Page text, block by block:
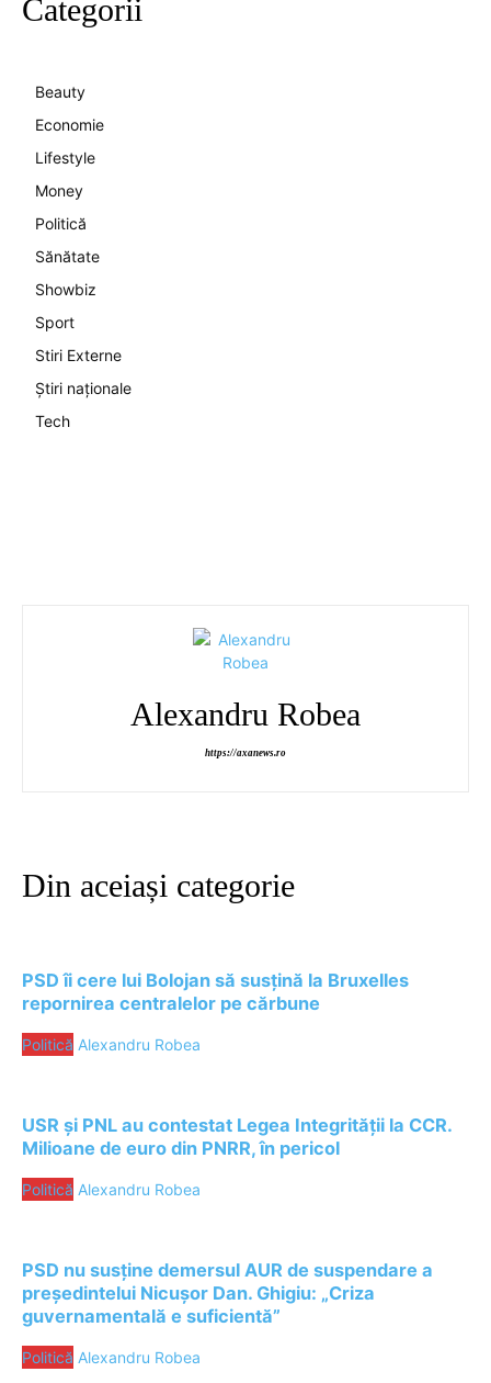
Categorii
Beauty
Economie
Lifestyle
Money
Politică
Sănătate
Showbiz
Sport
Stiri Externe
Știri naționale
Tech
Alexandru Robea
https://axanews.ro
Din aceiași categorie
PSD îi cere lui Bolojan să susțină la Bruxelles
repornirea centralelor pe cărbune
Politică Alexandru Robea
USR și PNL au contestat Legea Integrității la CCR.
Milioane de euro din PNRR, în pericol
Politică Alexandru Robea
PSD nu susține demersul AUR de suspendare a
președintelui Nicușor Dan. Ghigiu: „Criza
guvernamentală e suficientă”
Politică Alexandru Robea